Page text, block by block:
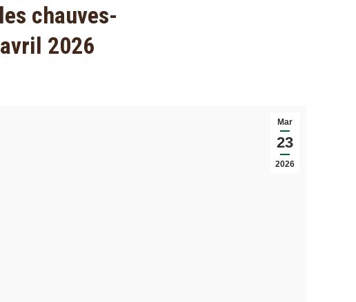
chauves-
2026
Mar
23
2026